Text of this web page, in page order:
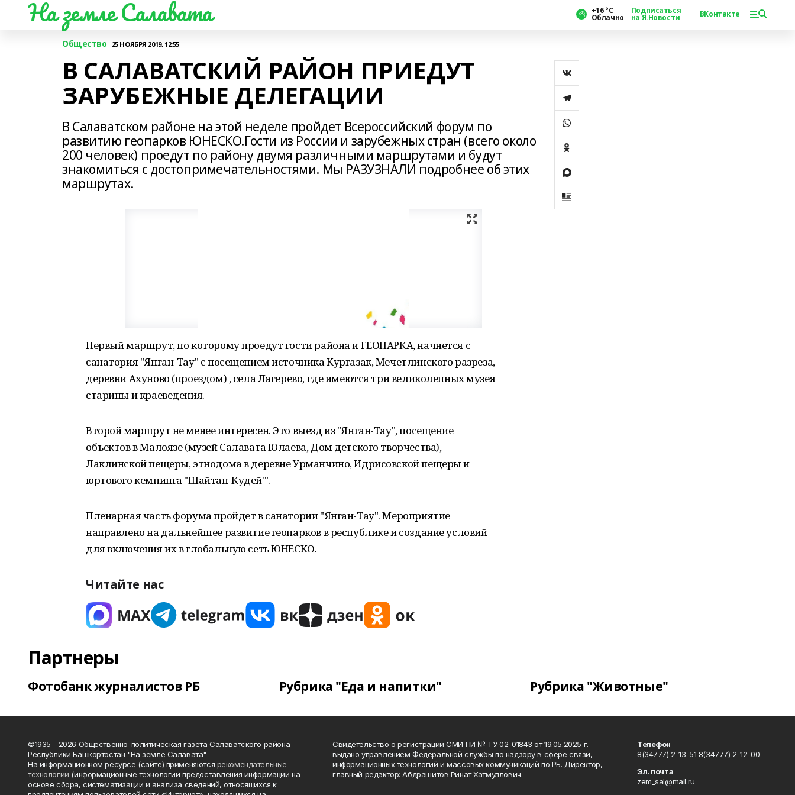
На земле Салавата +16 °С
Облачно
Подписаться
на Я.Новости ВКонтакте
Общество 25 НОЯБРЯ 2019, 12:55
В САЛАВАТСКИЙ РАЙОН ПРИЕДУТ
ЗАРУБЕЖНЫЕ ДЕЛЕГАЦИИ
В Салаватском районе на этой неделе пройдет Всероссийский форум по
развитию геопарков ЮНЕСКО.Гости из России и зарубежных стран (всего около
200 человек) проедут по району двумя различными маршрутами и будут
знакомиться с достопримечательностями. Мы РАЗУЗНАЛИ подробнее об этих
маршрутах.
Первый маршрут, по которому проедут гости района и ГЕОПАРКА, начнется с
санатория "Янган-Тау" с посещением источника Кургазак, Мечетлинского разреза,
деревни Ахуново (проездом) , села Лагерево, где имеются три великолепных музея
старины и краеведения.
Второй маршрут не менее интересен. Это выезд из "Янган-Тау", посещение
объектов в Малоязе (музей Салавата Юлаева, Дом детского творчества),
Лаклинской пещеры, этнодома в деревне Урманчино, Идрисовской пещеры и
юртового кемпинга "Шайтан-Кудей'".
Пленарная часть форума пройдет в санатории "Янган-Тау". Мероприятие
направлено на дальнейшее развитие геопарков в республике и создание условий
для включения их в глобальную сеть ЮНЕСКО.
Читайте нас
Партнеры
Фотобанк журналистов РБ Рубрика "Еда и напитки" Рубрика "Животные"
©1935 - 2026 Общественно-политическая газета Салаватского района
Республики Башкортостан "На земле Салавата"
На информационном ресурсе (сайте) применяются рекомендательные
технологии (информационные технологии предоставления информации на
основе сбора, систематизации и анализа сведений, относящихся к
Свидетельство о регистрации СМИ ПИ № ТУ 02-01843 от 19.05.2025 г.
выдано управлением Федеральной службы по надзору в сфере связи,
информационных технологий и массовых коммуникаций по РБ. Директор,
главный редактор: Абдрашитов Ринат Хатмуллович.
Телефон
8(34777) 2-13-51 8(34777) 2-12-00
Эл. почта
zem_sal@mail.ru